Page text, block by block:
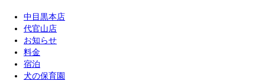
中目黒本店
代官山店
お知らせ
料金
宿泊
犬の保育園